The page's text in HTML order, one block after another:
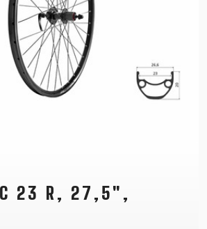
23 R, 27,5",